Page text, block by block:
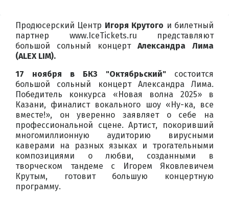
Продюсерский Центр Игоря Крутого и билетный
партнер www.IceTickets.ru представляют
большой сольный концерт Александра Лима
(ALEX LIM).
17 ноября в БКЗ "Октябрьский" состоится
большой сольный концерт Александра Лима.
Победитель конкурса «Новая волна 2025» в
Казани, финалист вокального шоу «Ну-ка, все
вместе!», он уверенно заявляет о себе на
профессиональной сцене. Артист, покоривший
многомиллионную аудиторию вирусными
каверами на разных языках и трогательными
композициями о любви, созданными в
творческом тандеме с Игорем Яковлевичем
Крутым, готовит большую концертную
программу.